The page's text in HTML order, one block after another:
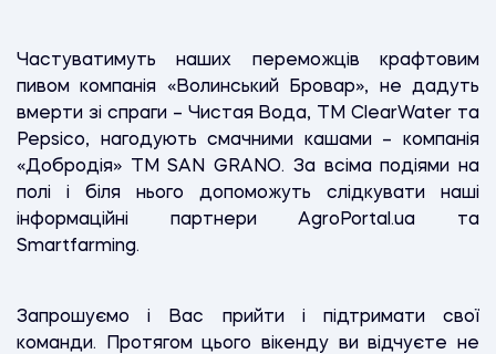
Частуватимуть наших переможців крафтовим
пивом компанія «Волинський Бровар», не дадуть
вмерти зі спраги – Чистая Вода, TM ClearWater та
Pepsico, нагодують смачними кашами – компанія
«Добродія» ТМ SAN GRANO. За всіма подіями на
полі і біля нього допоможуть слідкувати наші
інформаційні партнери AgroPortal.ua та
Smartfarming.
Запрошуємо і Вас прийти і підтримати свої
команди. Протягом цього вікенду ви відчуєте не